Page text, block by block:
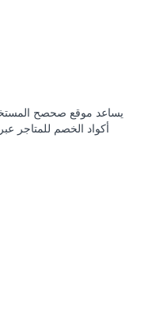
يساعد موقع صحصح
أكواد الخصم للمتاجر